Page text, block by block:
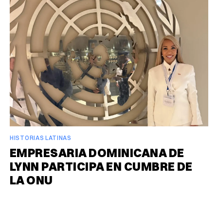
HISTORIAS LATINAS
EMPRESARIA DOMINICANA DE
LYNN PARTICIPA EN CUMBRE DE
LA ONU